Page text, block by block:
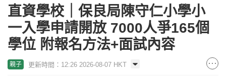
直資學校｜保良局陳守仁小學小
一入學申請開放 7000人爭165個
學位 附報名方法+面試內容
親子 更新時間：12:26 2026-08-07 HKT